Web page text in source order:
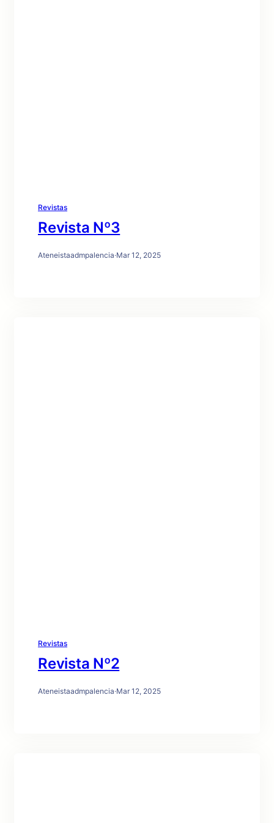
Revistas
Revista Nº3
Ateneistaadmpalencia·Mar 12, 2025
Revistas
Revista Nº2
Ateneistaadmpalencia·Mar 12, 2025